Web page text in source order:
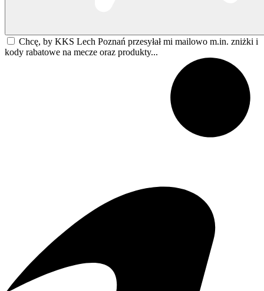
Chcę, by KKS Lech Poznań przesyłał mi mailowo m.in. zniżki i
kody rabatowe na mecze oraz produkty...